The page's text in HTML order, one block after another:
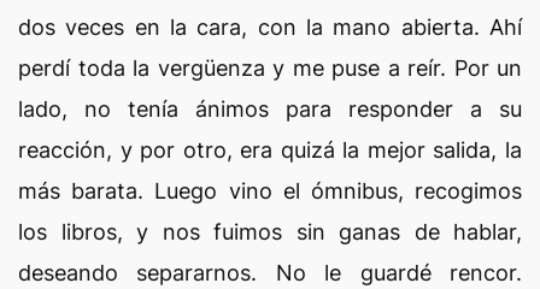
dos veces en la cara, con la mano abierta. Ahí
perdí toda la vergüenza y me puse a reír. Por un
lado, no tenía ánimos para responder a su
reacción, y por otro, era quizá la mejor salida, la
más barata. Luego vino el ómnibus, recogimos
los libros, y nos fuimos sin ganas de hablar,
deseando separarnos. No le guardé rencor.